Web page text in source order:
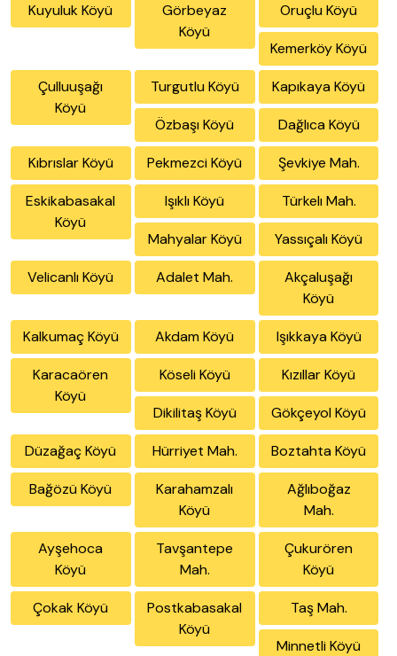
Kuyuluk Köyü
Görbeyaz
Köyü
Oruçlu Köyü
Kemerköy Köyü
Çulluuşağı
Köyü
Turgutlu Köyü Kapıkaya Köyü
Özbaşı Köyü Dağlıca Köyü
Kıbrıslar Köyü Pekmezci Köyü Şevkiye Mah.
Eskikabasakal
Köyü
Işıklı Köyü Türkelı Mah.
Mahyalar Köyü Yassıçalı Köyü
Velicanlı Köyü Adalet Mah.
Akçaluşağı
Köyü
Kalkumaç Köyü Akdam Köyü Işıkkaya Köyü
Karacaören
Köyü
Köseli Köyü Kızıllar Köyü
Dikilitaş Köyü Gökçeyol Köyü
Düzağaç Köyü Hürriyet Mah. Boztahta Köyü
Bağözü Köyü
Karahamzalı
Köyü
Ağlıboğaz
Mah.
Ayşehoca
Köyü
Tavşantepe
Mah.
Çukurören
Köyü
Çokak Köyü
Postkabasakal
Köyü
Taş Mah.
Minnetli Köyü